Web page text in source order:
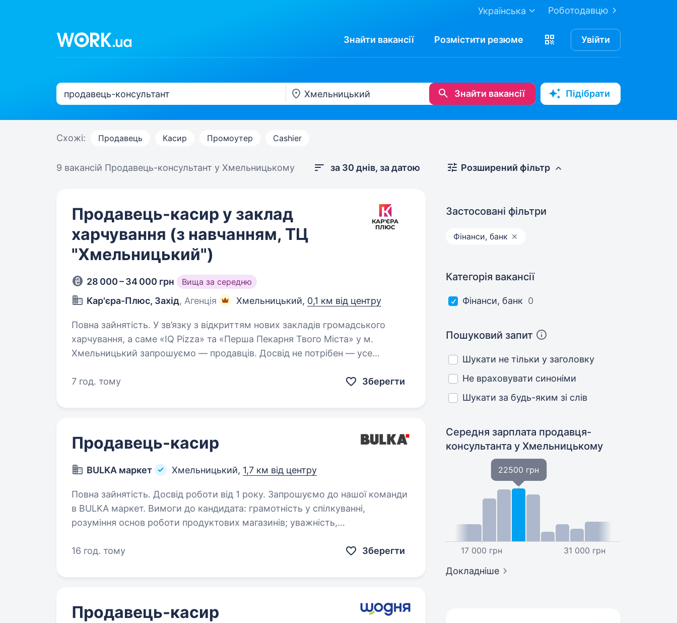
Роботодавцю
Українська
Знайти вакансії Розмістити резюме Увійти
Знайти вакансії Підібрати
Схожі: Продавець Касир Промоутер Cashier
9 вакансій Продавець-консультант у Хмельницькому за 30 днів, за датою
Продавець-касир у заклад
харчування (з навчанням, ТЦ
"Хмельницький")
28 000 – 34 000 грн Вища за середню
Кар'єра-Плюс, Захід, Агенція Хмельницький, 0,1 км від центру
Повна зайнятість. У зв’язку з відкриттям нових закладів громадського
харчування, а саме «IQ Pizza» та «Перша Пекарня Твого Міста» у м.
Хмельницький запрошуємо — продавців. Досвід не потрібен — усе
7 год. тому
Зберегти
Продавець-касир
BULKA маркет Хмельницький, 1,7 км від центру
Повна зайнятість. Досвід роботи від 1 року. Запрошуємо до нашої команди
в BULKA маркет. Вимоги до кандидата: грамотність у спілкуванні,
розуміння основ роботи продуктових магазинів; уважність,
16 год. тому
Зберегти
Продавець-касир
Розширений фільтр
Застосовані фільтри
Фінанси, банк
Категорія вакансії
Фінанси, банк 0
Пошуковий запит
Шукати не тільки у заголовку
Не враховувати синоніми
Шукати за будь-яким зі слів
Середня зарплата продавця-
консультантау Хмельницькому
17 000 грн
22500 грн
31 000 грн
Докладніше